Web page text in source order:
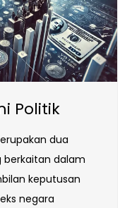
Politik
dua
berkaitan dalam
keputusan
negara